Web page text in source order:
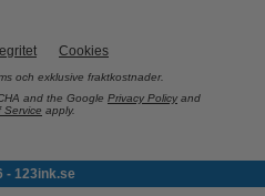
Cookies
och exklusive fraktkostnader.
and the Google Privacy Policy and
Service apply.
- 123ink.se